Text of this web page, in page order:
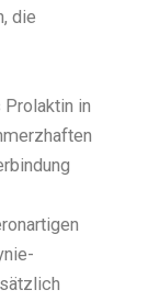
die
in